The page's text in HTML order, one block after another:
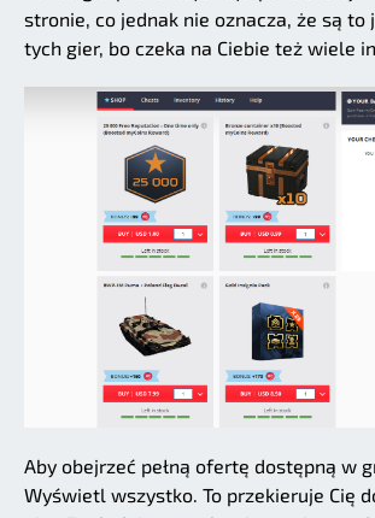
stronie, co jednak nie oznacza, że są to
tych gier, bo czeka na Ciebie też wiele
Aby obejrzeć pełną ofertę dostępną w
Wyświetl wszystko. To przekieruje Cię